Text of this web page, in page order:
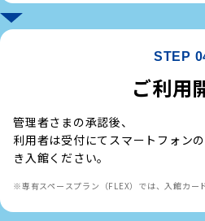
STEP
ご利用
管理者さまの承認後、
利用者は受付にてスマートフォン
き入館ください。
※専有スペースプラン（FLEX）では、入館カー